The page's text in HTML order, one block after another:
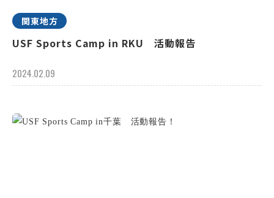
関東地方
USF Sports Camp in RKU 活動報告
2024.02.09